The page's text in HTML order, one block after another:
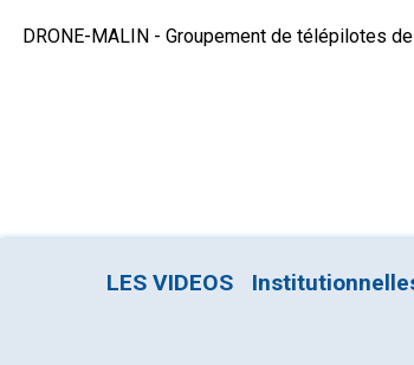
DRONE-MALIN - Groupement de télépilotes
LES VIDEOS